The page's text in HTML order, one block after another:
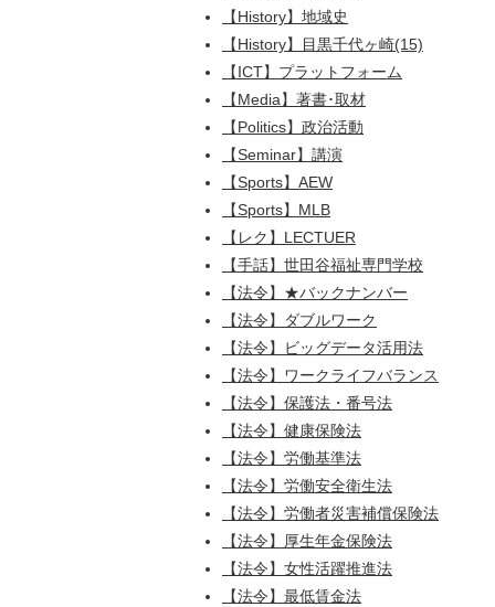
【History】地域史
【History】目黒千代ヶ崎(15)
【ICT】プラットフォーム
【Media】著書･取材
【Politics】政治活動
【Seminar】講演
【Sports】AEW
【Sports】MLB
【レク】LECTUER
【手話】世田谷福祉専門学校
【法令】★バックナンバー
【法令】ダブルワーク
【法令】ビッグデータ活用法
【法令】ワークライフバランス
【法令】保護法・番号法
【法令】健康保険法
【法令】労働基準法
【法令】労働安全衛生法
【法令】労働者災害補償保険法
【法令】厚生年金保険法
【法令】女性活躍推進法
【法令】最低賃金法